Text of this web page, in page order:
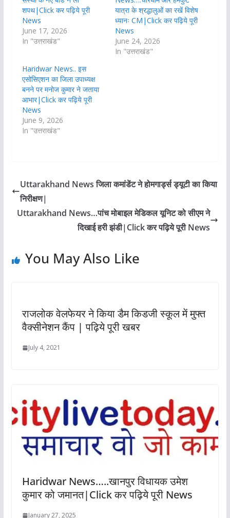
शपथ|Click कर पढ़िये पूरी
News
June 17, 2026
In "उत्तराखंड"
यात्रा के श्रद्धालुओं का रखें विशेष
ध्यानः CM|Click कर पढ़िये पूरी
News
June 24, 2026
In "उत्तराखंड"
Haridwar News.. इस
एसोसिएशन का जिला उपाध्यक्ष
बनने पर मनोज कुमार ने जताया
आभार|Click कर पढ़िये पूरी
News
June 9, 2026
In "उत्तराखंड"
Uttarakhand News जिला कमांडेंट ने होमगार्ड्स ड्यूटी का किया
निरीक्षण|
Uttarakhand News…पांच मोबाइल मेडिकल यूनिट को सीएम ने
दिखाई हरी झंडी|Click कर पढ़िये पूरी News
You May Also Like
राजलोक वेलफेयर ने किया डैम किडजी स्कूल में मुफ्त
वैक्सीनेशन कैंप | पढ़िये पूरी खबर
July 4, 2021
Haridwar News…..खानपुर विधायक उमेश
कुमार को जमानत|Click कर पढ़िये पूरी News
January 27, 2025